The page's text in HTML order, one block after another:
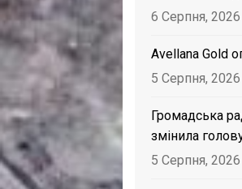
6 Серпня, 2026
Avellana Gold
5 Серпня, 2026
Громадська
змінила
5 Серпня, 2026